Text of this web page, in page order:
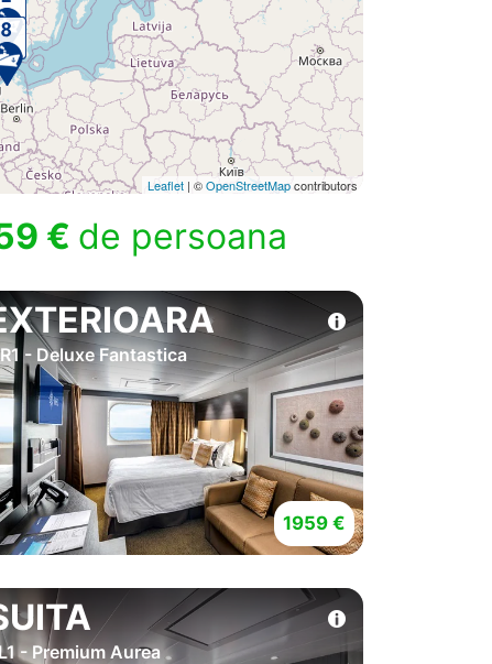
Leaflet | ©OpenStreetMapcontributors
€ de persoana
- Deluxe Fantastica
1959 €
- Premium Aurea